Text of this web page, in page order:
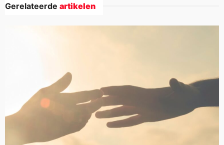
Gerelateerde artikelen